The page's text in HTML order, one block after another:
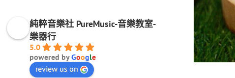
純粹音樂社 PureMusic-音樂教室-
樂器行
5.0
powered byGoogle
review us on